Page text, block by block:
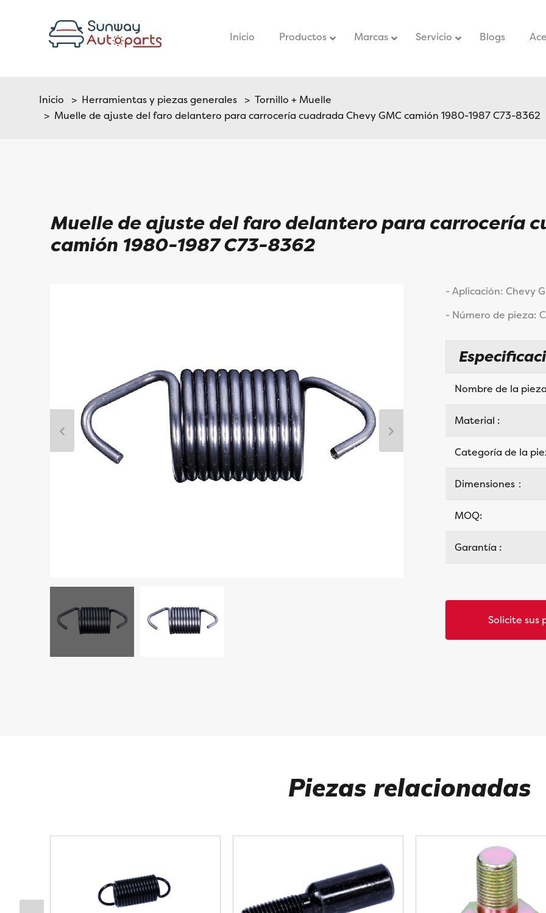
Inicio Productos Marcas Servicio – Blogs
Inicio >Herramientas y piezas generales >Tornillo + Muelle
> Muelle de ajuste del faro delantero para carrocería cuadrada Chevy GMC camión 1980-1987 C73-8362
Muelle de ajuste del faro delantero para carrocería
camión 1980-1987 C73-8362
- Aplicación: Chevy
- Número de pieza:
Nombre de la
Material :
Categoría de la
Dimensiones：
MOQ:
Garantía :
Solicite sus
Piezas relacionadas